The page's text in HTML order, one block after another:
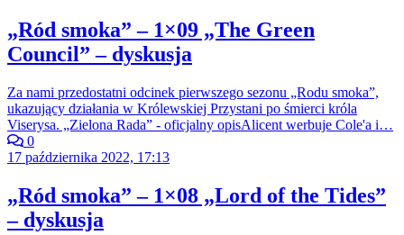
„Ród smoka” – 1×09 „The Green
Council” – dyskusja
Za nami przedostatni odcinek pierwszego sezonu „Rodu smoka”,
ukazujący działania w Królewskiej Przystani po śmierci króla
Viserysa. „Zielona Rada” - oficjalny opisAlicent werbuje Cole'a i…
0
17 października 2022, 17:13
„Ród smoka” – 1×08 „Lord of the Tides”
– dyskusja